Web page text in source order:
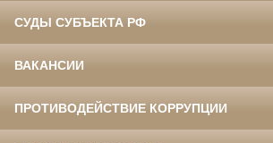
СУДЫ СУБЪЕКТА РФ
ВАКАНСИИ
ПРОТИВОДЕЙСТВИЕ КОРРУПЦИИ